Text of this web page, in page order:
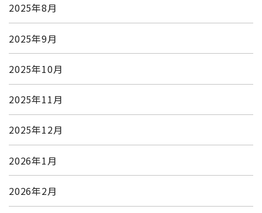
2025年8月
2025年9月
2025年10月
2025年11月
2025年12月
2026年1月
2026年2月